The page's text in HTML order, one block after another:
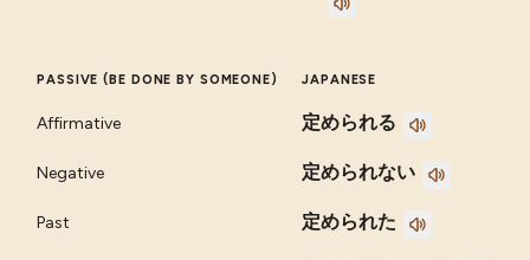
PASSIVE (BE DONE BY SOMEONE) JAPANESE
Affirmative 定められる
Negative 定められない
Past 定められた